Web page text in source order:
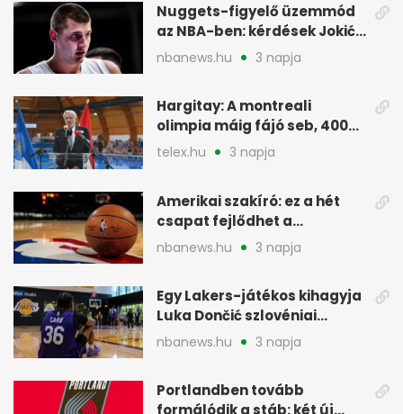
Nuggets-figyelő üzemmód
az NBA-ben: kérdések Jokić
jövőjéről
nbanews.hu 3 napja
Hargitay: A montreali
olimpia máig fájó seb, 400
vegyesen 4. lett
telex.hu 3 napja
Amerikai szakíró: ez a hét
csapat fejlődhet a
legtöbbet az NBA-ben
nbanews.hu 3 napja
Egy Lakers-játékos kihagyja
Luka Dončić szlovéniai
minicampjét
nbanews.hu 3 napja
Portlandben tovább
formálódik a stáb: két új